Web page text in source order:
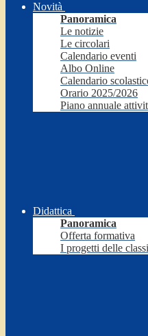
Novità
Panoramica
Le notizie
Le circolari
Calendario eventi
Albo Online
Calendario
Orario 2025/2026
Piano annuale
Didattica
Panoramica
Offerta formativa
I progetti delle classi